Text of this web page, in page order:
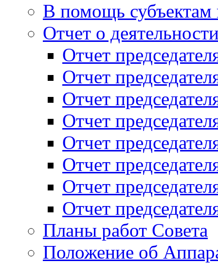
В помощь субъектам
Отчет о
Отчет
Отчет
Отчет
Отчет
Отчет
Отчет
Отчет
Отчет
Планы работ Совета
Положение об